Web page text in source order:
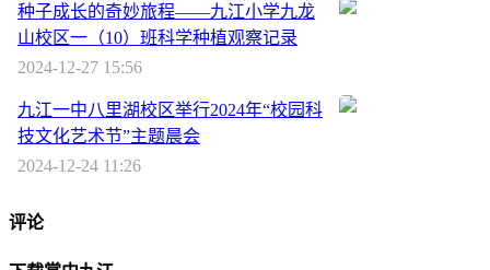
种子成长的奇妙旅程——九江小学九龙
山校区一（10）班科学种植观察记录
2024-12-27 15:56
九江一中八里湖校区举行2024年“校园科
技文化艺术节”主题晨会
2024-12-24 11:26
评论